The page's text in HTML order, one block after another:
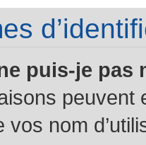
puis-je pas
peuvent
vos nom